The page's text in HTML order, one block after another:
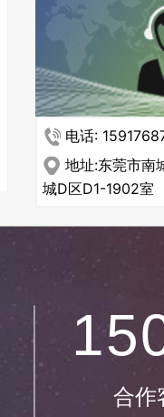
电话:
地址:东莞市南
城D区D1-1902室
0
1
0
1
2
3
5
6
合作